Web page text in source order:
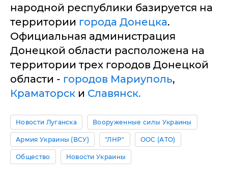
народной республики базируется на
территории города Донецка.
Официальная администрация
Донецкой области расположена на
территории трех городов Донецкой
области - городов Мариуполь,
Краматорск и Славянск.
Новости Луганска Вооруженные силы Украины
Армия Украины (ВСУ) "ЛНР" ООС (АТО)
Общество Новости Украины